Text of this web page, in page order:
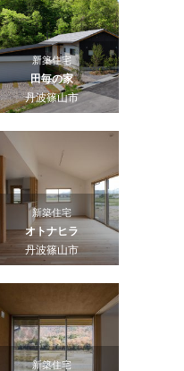
新築住宅
田毎の家
丹波篠山市
新築住宅
オトナヒラ
丹波篠山市
新築住宅